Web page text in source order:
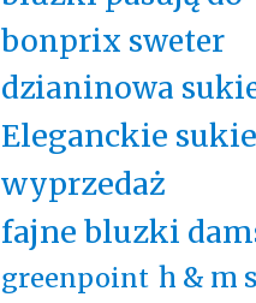
bonprix sweter
dzianinowa
Eleganckie
wyprzedaż
fajne bluzki
greenpoint h & m